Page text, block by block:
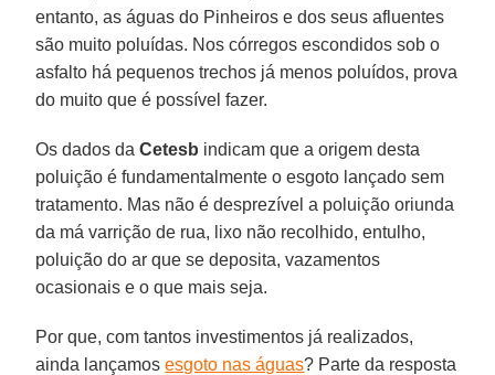
entanto, as águas do Pinheiros e dos seus afluentes
são muito poluídas. Nos córregos escondidos sob o
asfalto há pequenos trechos já menos poluídos, prova
do muito que é possível fazer.
Os dados daCetesb indicam que a origem desta
poluição é fundamentalmente o esgoto lançado sem
tratamento. Mas não é desprezível a poluição oriunda
da má varrição de rua, lixo não recolhido, entulho,
poluição do ar que se deposita, vazamentos
ocasionais e o que mais seja.
Por que, com tantos investimentos já realizados,
ainda lançamosesgoto nas águas? Parte da resposta